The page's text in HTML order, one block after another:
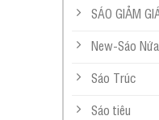
SÁO GIẢM
New-Sáo
Sáo Trúc
Sáo tiêu